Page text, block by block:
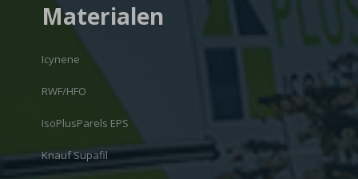
Materialen
Icynene
RWF/HFO
IsoPlusParels EPS
Knauf Supafil